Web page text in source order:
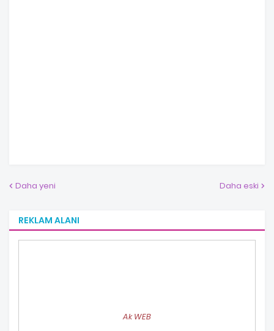
Daha yeni Daha eski
REKLAM ALANI
Ak WEB